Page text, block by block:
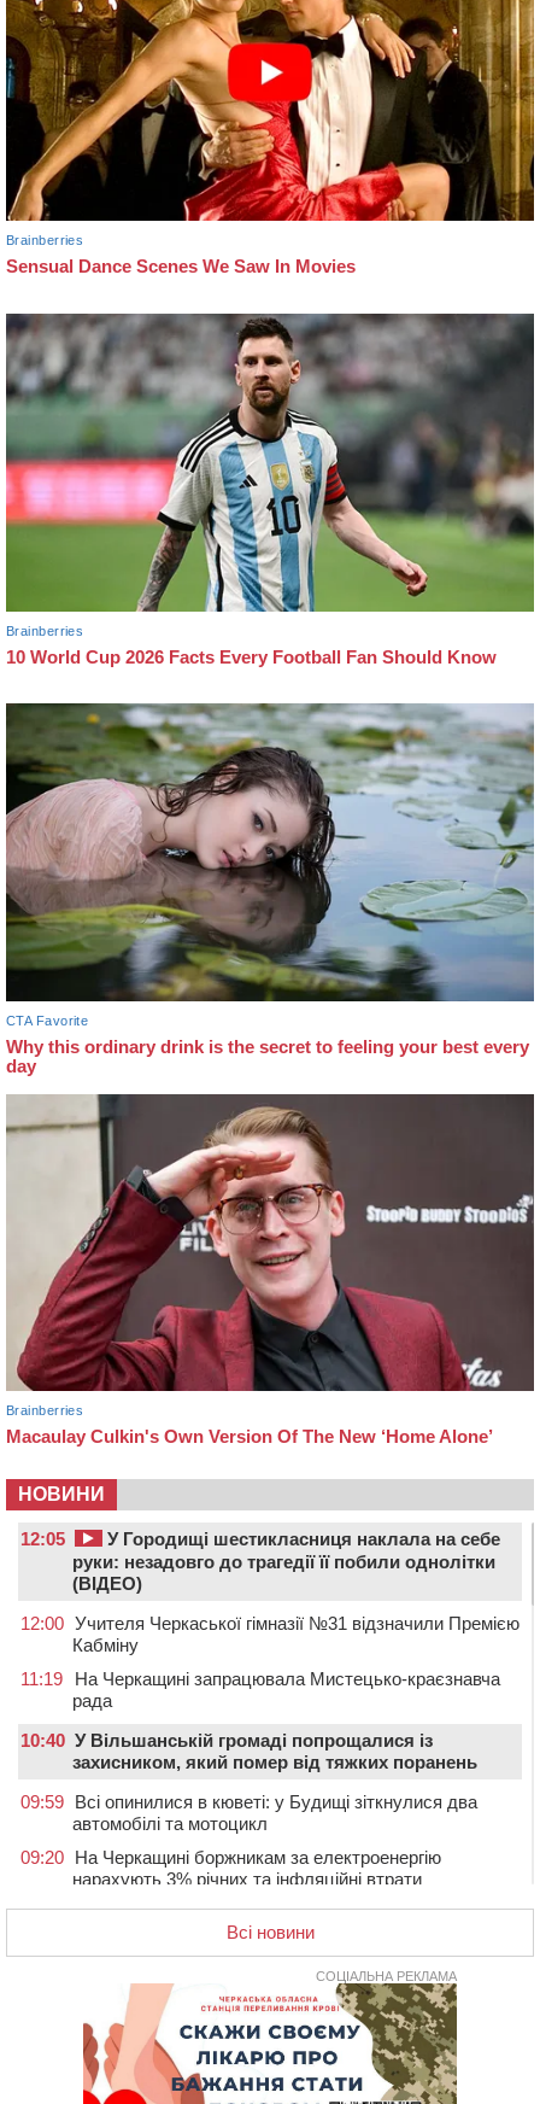
НОВИНИ
12:05
У Городищі шестикласниця наклала на себе
руки: незадовго до трагедії її побили однолітки
(ВІДЕО)
12:00 Учителя Черкаської гімназії №31 відзначили Премією
Кабміну
11:19
На Черкащині запрацювала Мистецько-краєзнавча
рада
10:40 У Вільшанській громаді попрощалися із
захисником, який помер від тяжких поранень
09:59 Всі опинилися в кюветі: у Будищі зіткнулися два
автомобілі та мотоцикл
09:20 На Черкащині боржникам за електроенергію
нарахують 3% річних та інфляційні втрати
08:22 Черкащина серед лідерів за кількістю штрафів для
підприємств через неподання даних про транспорт до
ТЦК
Черкаси прийматимуть Український урбаністичний
форум: реєстрація
09 СЕРПНЯ 2026, НЕДІЛЯ
На Чорнобаївщині конфіскували землю на користь
Всі новини
СОЦІАЛЬНА РЕКЛАМА